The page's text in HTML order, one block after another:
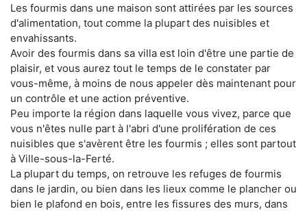
Les fourmis dans une maison sont attirées par les sources
d'alimentation, tout comme la plupart des nuisibles et
envahissants.
Avoir des fourmis dans sa villa est loin d'être une partie de
plaisir, et vous aurez tout le temps de le constater par
vous-même, à moins de nous appeler dès maintenant pour
un contrôle et une action préventive.
Peu importe la région dans laquelle vous vivez, parce que
vous n'êtes nulle part à l'abri d'une prolifération de ces
nuisibles que s'avèrent être les fourmis ; elles sont partout
à Ville-sous-la-Ferté.
La plupart du temps, on retrouve les refuges de fourmis
dans le jardin, ou bien dans les lieux comme le plancher ou
bien le plafond en bois, entre les fissures des murs, dans